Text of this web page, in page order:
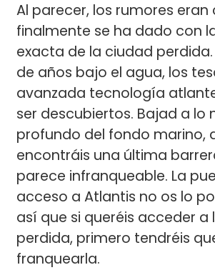
Al parecer, los rumores eran
finalmente se ha dado con
exacta de la ciudad perdida.
de años bajo el agua, los
avanzada tecnología
ser descubiertos. Bajad a lo
profundo del fondo marino,
encontráis una última
parece infranqueable. La
acceso a Atlantis no os lo
así que si queréis acceder a
perdida, primero tendréis
franquearla.